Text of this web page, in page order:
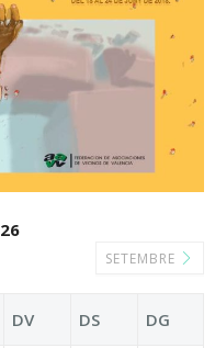
SETEMBRE
DV DS DG